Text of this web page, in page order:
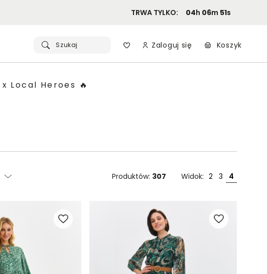
TRWA TYLKO: 04h06m49s
Szukaj Zaloguj się Koszyk
Local Heroes 🔥
Produktów: 307 Widok: 2 3 4